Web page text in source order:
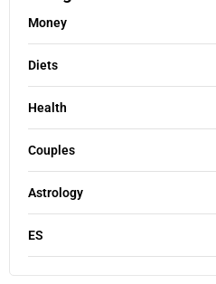
Money
Diets
Health
Couples
Astrology
ES